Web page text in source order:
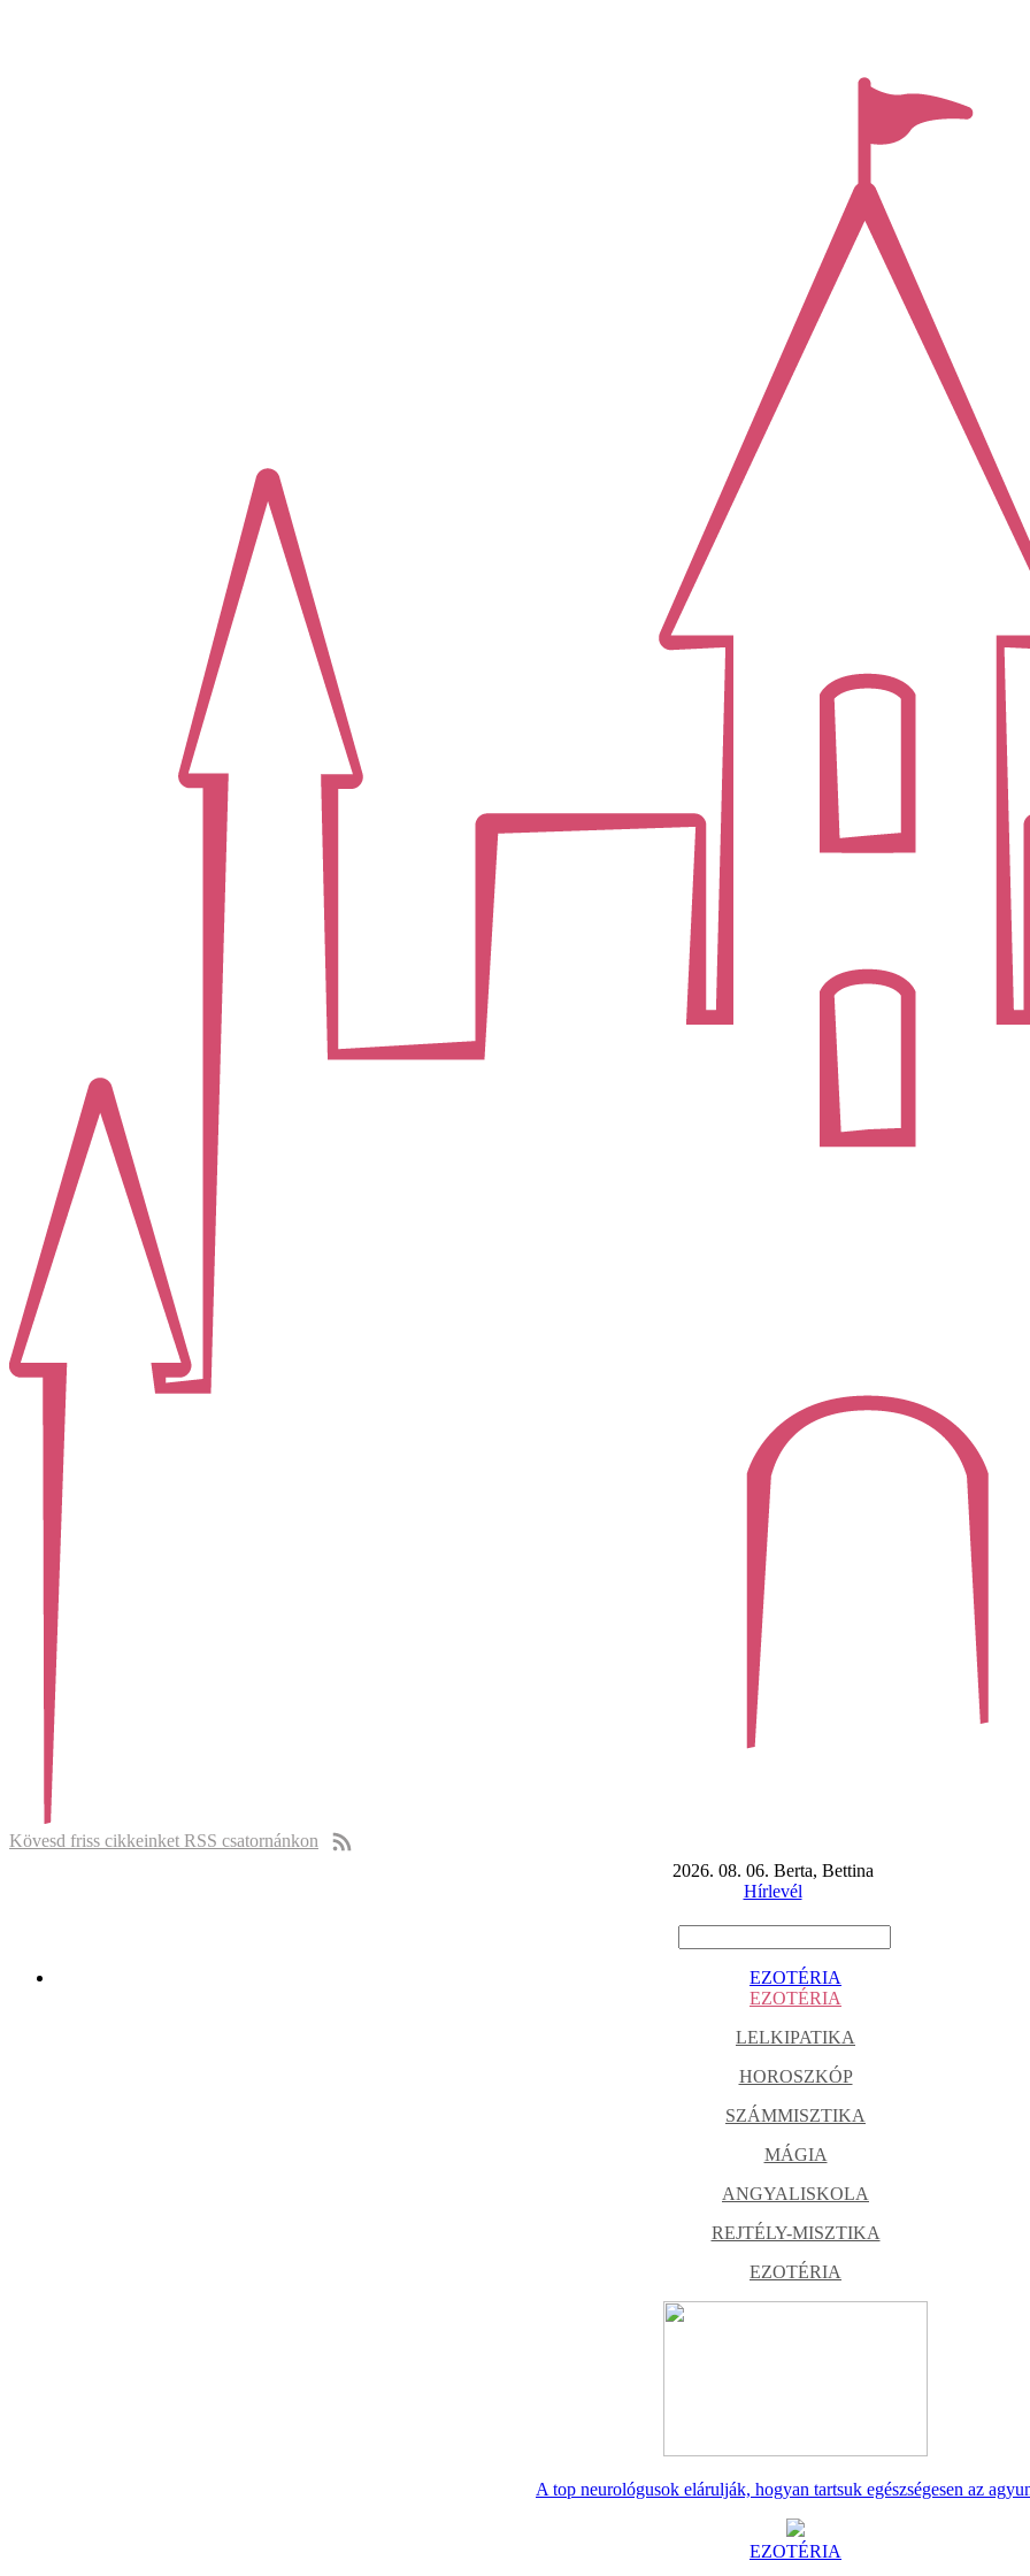
Kövesd friss cikkeinket RSS csatornánkon
2026. 08. 06. Berta, Bettina
Hírlevél
EZOTÉRIA
EZOTÉRIA
LELKIPATIKA
HOROSZKÓP
SZÁMMISZTIKA
MÁGIA
ANGYALISKOLA
REJTÉLY-MISZTIKA
EZOTÉRIA
A top neurológusok elárulják, hogyan tartsuk egészségesen az
EZOTÉRIA